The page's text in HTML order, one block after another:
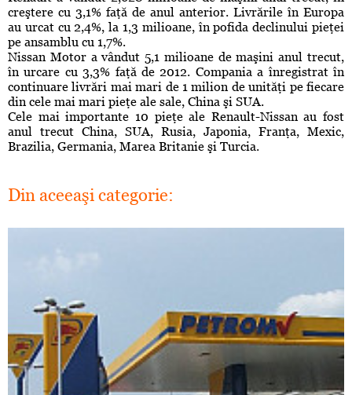
creştere cu 3,1% faţă de anul anterior. Livrările în Europa
au urcat cu 2,4%, la 1,3 milioane, în pofida declinului pieţei
pe ansamblu cu 1,7%.
Nissan Motor a vândut 5,1 milioane de maşini anul trecut,
în urcare cu 3,3% faţă de 2012. Compania a înregistrat în
continuare livrări mai mari de 1 milion de unităţi pe fiecare
din cele mai mari pieţe ale sale, China şi SUA.
Cele mai importante 10 pieţe ale Renault-Nissan au fost
anul trecut China, SUA, Rusia, Japonia, Franţa, Mexic,
Brazilia, Germania, Marea Britanie şi Turcia.
Din aceeaşi categorie: